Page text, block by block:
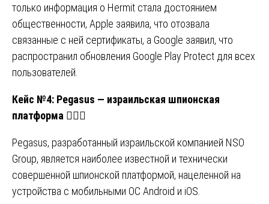
только информация о Hermit стала достоянием
общественности, Apple заявила, что отозвала
связанные с ней сертификаты, а Google заявил, что
распространил обновления Google Play Protect для всех
пользователей.
Кейс №4: Pegasus — израильская шпионская
платформа 🕵️‍♂️📱
Pegasus, разработанный израильской компанией NSO
Group, является наиболее известной и технически
совершенной шпионской платформой, нацеленной на
устройства с мобильными ОС Android и iOS.